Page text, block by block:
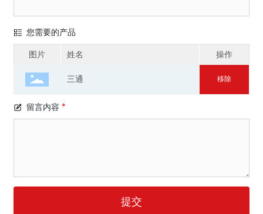
您需要的产品
图片
姓名
操作
三通
移除
留言内容
提交